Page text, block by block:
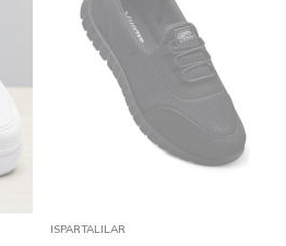
ISPARTALILAR